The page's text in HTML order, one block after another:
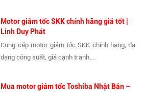
Motor giảm tốc SKK chính hãng giá tốt |
Linh Duy Phát
Cung cấp motor giảm tốc SKK chính hãng, đa
dạng công suất, giá cạnh tranh....
Mua motor giảm tốc Toshiba Nhật Bản –